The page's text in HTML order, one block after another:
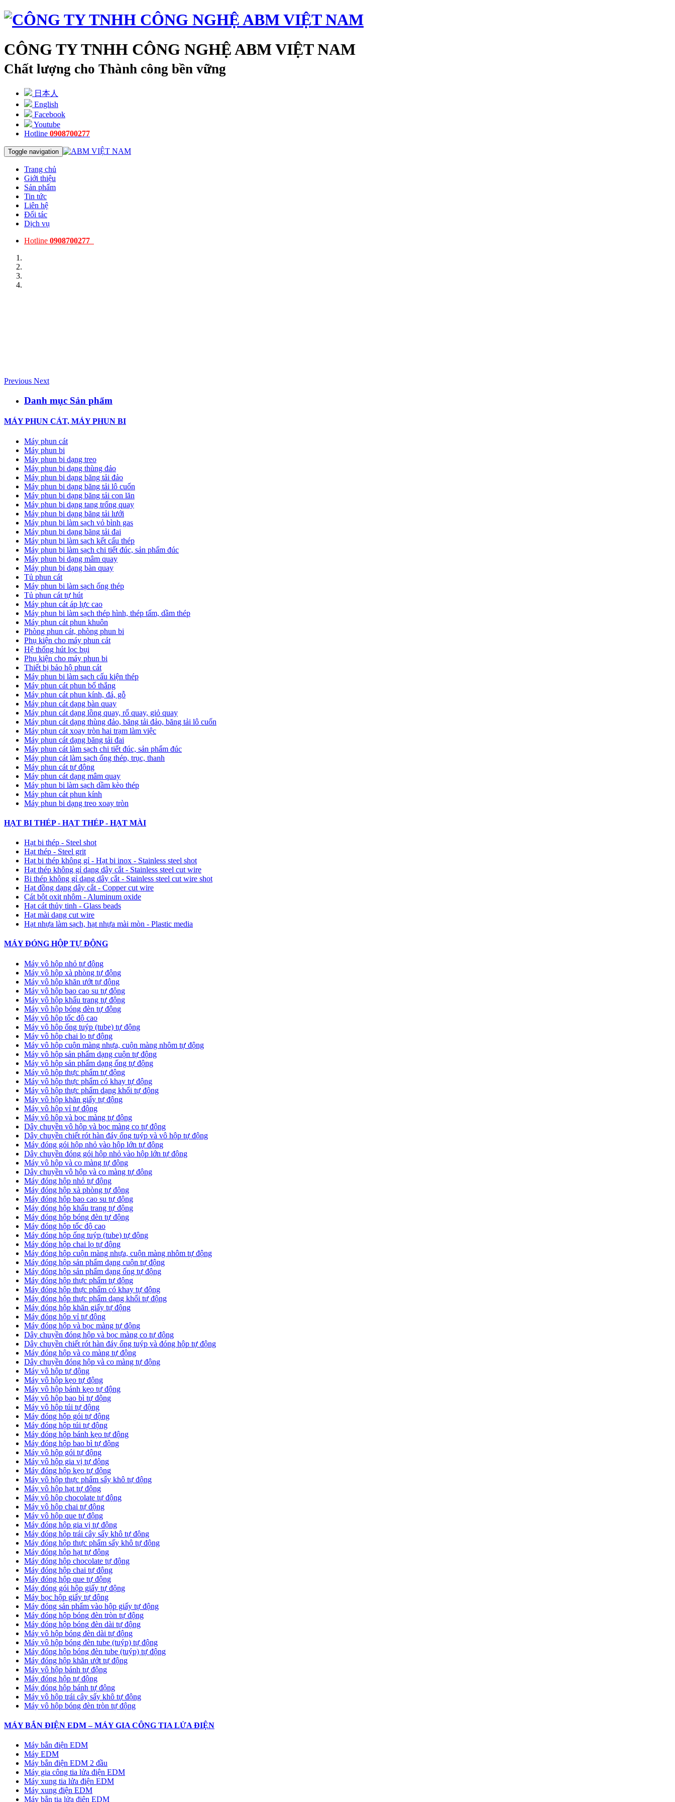
CÔNG TY TNHH CÔNG NGHỆ ABM VIỆT NAM
Chất lượng cho Thành công bền vững
日本人
English
Facebook
Youtube
Hotline 0908700277
Toggle navigation
Trang chủ
Giới thiệu
Sản phẩm
Tin tức
Liên hệ
Đối tác
Dịch vụ
Hotline 0908700277
Previous Next
Danh mục Sản phẩm
MÁY PHUN CÁT, MÁY PHUN BI
Máy phun cát
Máy phun bi
Máy phun bi dạng treo
Máy phun bi dạng thùng đảo
Máy phun bi dạng băng tải đảo
Máy phun bi dạng băng tải lô cuốn
Máy phun bi dạng băng tải con lăn
Máy phun bi dạng tang trống quay
Máy phun bi dạng băng tải lưới
Máy phun bi làm sạch vỏ bình gas
Máy phun bi dạng băng tải đai
Máy phun bi làm sạch kết cấu thép
Máy phun bi làm sạch chi tiết đúc, sản phẩm đúc
Máy phun bi dạng mâm quay
Máy phun bi dạng bàn quay
Tủ phun cát
Máy phun bi làm sạch ống thép
Tủ phun cát tự hút
Máy phun cát áp lực cao
Máy phun bi làm sạch thép hình, thép tấm, dầm thép
Máy phun cát phun khuôn
Phòng phun cát, phòng phun bi
Phụ kiện cho máy phun cát
Hệ thống hút lọc bụi
Phụ kiện cho máy phun bi
Thiết bị bảo hộ phun cát
Máy phun bi làm sạch cấu kiện thép
Máy phun cát phun bố thắng
Máy phun cát phun kính, đá, gỗ
Máy phun cát dạng bàn quay
Máy phun cát dạng lồng quay, rổ quay, giỏ quay
Máy phun cát dạng thùng đảo, băng tải đảo, băng tải lô cuốn
Máy phun cát xoay tròn hai trạm làm việc
Máy phun cát dạng băng tải đai
​Máy phun cát làm sạch chi tiết đúc, sản phẩm đúc
Máy phun cát làm sạch ống thép, trục, thanh
Máy phun cát tự động
​Máy phun cát dạng mâm quay
Máy phun bi làm sạch dầm kèo thép
Máy phun cát phun kính
Máy phun bi dạng treo xoay tròn
HẠT BI THÉP - HẠT THÉP - HẠT MÀI
Hạt bi thép - Steel shot
Hạt thép - Steel grit
Hạt bi thép không gỉ - Hạt bi inox - Stainless steel shot
Hạt thép không gỉ dạng dây cắt - Stainless steel cut wire
Bi thép không gỉ dạng dây cắt - Stainless steel cut wire shot
Hạt đồng dạng dây cắt - Copper cut wire
Cát bột oxit nhôm - Aluminum oxide
Hạt cát thủy tinh - Glass beads
Hạt mài dạng cut wire
Hạt nhựa làm sạch, hạt nhựa mài mòn - Plastic media
MÁY ĐÓNG HỘP TỰ ĐỘNG
Máy vô hộp nhỏ tự động
Máy vô hộp xà phòng tự động
Máy vô hộp khăn ướt tự động
Máy vô hộp bao cao su tự động
Máy vô hộp khẩu trang tự động
Máy vô hộp bóng đèn tự động
Máy vô hộp tốc độ cao
Máy vô hộp ống tuýp (tube) tự động
Máy vô hộp chai lọ tự động
Máy vô hộp cuộn màng nhựa, cuộn màng nhôm tự động
Máy vô hộp sản phẩm dạng cuộn tự động
Máy vô hộp sản phẩm dạng ống tự động
Máy vô hộp thực phẩm tự động
Máy vô hộp thực phẩm có khay tự động
Máy vô hộp thực phẩm dạng khối tự động
Máy vô hộp khăn giấy tự động
Máy vô hộp vỉ tự động
Máy vô hộp và bọc màng tự động
Dây chuyền vô hộp và bọc màng co tự động
Dây chuyền chiết rót hàn đáy ống tuýp và vô hộp tự động
Máy đóng gói hộp nhỏ vào hộp lớn tự động
Dây chuyền đóng gói hộp nhỏ vào hộp lớn tự động
Máy vô hộp và co màng tự động
Dây chuyền vô hộp và co màng tự động
Máy đóng hộp nhỏ tự động
Máy đóng hộp xà phòng tự động
Máy đóng hộp bao cao su tự động
Máy đóng hộp khẩu trang tự động
Máy đóng hộp bóng đèn tự động
Máy đóng hộp tốc độ cao
Máy đóng hộp ống tuýp (tube) tự động
Máy đóng hộp chai lọ tự động
Máy đóng hộp cuộn màng nhựa, cuộn màng nhôm tự động
Máy đóng hộp sản phẩm dạng cuộn tự động
Máy đóng hộp sản phẩm dạng ống tự động
Máy đóng hộp thực phẩm tự động
Máy đóng hộp thực phẩm có khay tự động
Máy đóng hộp thực phẩm dạng khối tự động
Máy đóng hộp khăn giấy tự động
Máy đóng hộp vỉ tự động
Máy đóng hộp và bọc màng tự động
Dây chuyền đóng hộp và bọc màng co tự động
Dây chuyền chiết rót hàn đáy ống tuýp và đóng hộp tự động
Máy đóng hộp và co màng tự động
Dây chuyền đóng hộp và co màng tự động
Máy vô hộp tự động
Máy vô hộp kẹo tự động
Máy vô hộp bánh kẹo tự động
Máy vô hộp bao bì tự động
Máy vô hộp túi tự động
Máy đóng hộp gói tự động
Máy đóng hộp túi tự động
Máy đóng hộp bánh kẹo tự động
Máy đóng hộp bao bì tự động
Máy vô hộp gói tự động
Máy vô hộp gia vị tự động
Máy đóng hộp kẹo tự động
Máy vô hộp thực phẩm sấy khô tự động
Máy vô hộp hạt tự động
Máy vô hộp chocolate tự động
Máy vô hộp chai tự động
Máy vô hộp que tự động
Máy đóng hộp gia vị tự động
Máy đóng hộp trái cây sấy khô tự động
Máy đóng hộp thực phẩm sấy khô tự động
Máy đóng hộp hạt tự động
Máy đóng hộp chocolate tự động
Máy đóng hộp chai tự động
Máy đóng hộp que tự động
Máy đóng gói hộp giấy tự động
Máy bọc hộp giấy tự động
Máy đóng sản phẩm vào hộp giấy tự động
Máy đóng hộp bóng đèn tròn tự động
Máy đóng hộp bóng đèn dài tự động
Máy vô hộp bóng đèn dài tự động
Máy vô hộp bóng đèn tube (tuýp) tự động
Máy đóng hộp bóng đèn tube (tuýp) tự động
Máy đóng hộp khăn ướt tự động
Máy vô hộp bánh tự động
Máy đóng hộp tự động
Máy đóng hộp bánh tự động
Máy vô hộp trái cây sấy khô tự động
Máy vô hộp bóng đèn tròn tự động
MÁY BẮN ĐIỆN EDM – MÁY GIA CÔNG TIA LỬA ĐIỆN
Máy bắn điện EDM
Máy EDM
Máy bắn điện EDM 2 đầu
Máy gia công tia lửa điện EDM
Máy xung tia lửa điện EDM
Máy xung điện EDM
Máy bắn tia lửa điện EDM